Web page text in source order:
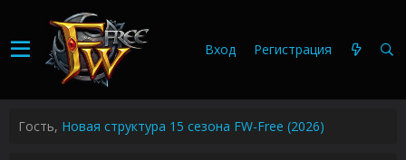
Вход Регистрация
Гость, Новая структура 15 сезона FW-Free (2026)